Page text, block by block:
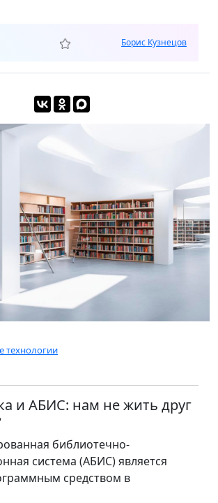
Борис Кузнецов
технологии
и АБИС: нам не жить друг
библиотечно-
система (АБИС) является
средством в